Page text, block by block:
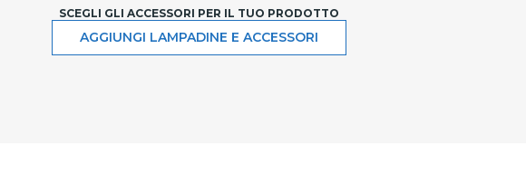
SCEGLI GLI ACCESSORI PER IL TUO PRODOTTO
AGGIUNGI LAMPADINE E ACCESSORI